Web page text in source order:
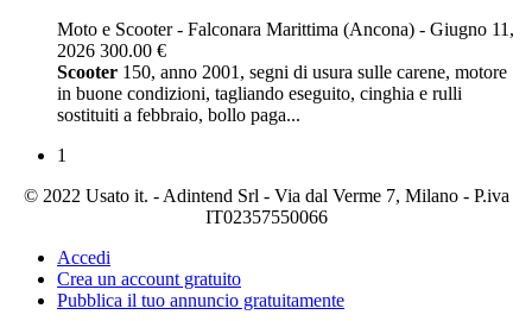
Moto e Scooter- Falconara Marittima (Ancona) - Giugno 11,
2026 300.00 €
Scooter 150, anno 2001, segni di usura sulle carene, motore
in buone condizioni, tagliando eseguito, cinghia e rulli
sostituiti a febbraio, bollo paga...
1
© 2022 Usato it. - Adintend Srl - Via dal Verme 7, Milano - P.iva
IT02357550066
Accedi
Crea un account gratuito
Pubblica il tuo annuncio gratuitamente